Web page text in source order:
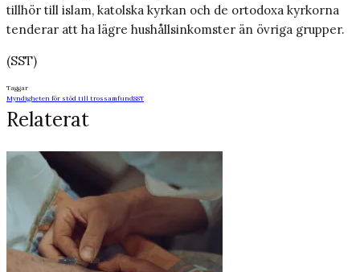
tillhör till islam, katolska kyrkan och de ortodoxa kyrkorna
tenderar att ha lägre hushållsinkomster än övriga grupper.
(SST)
Taggar
Myndigheten för stöd till trossamfundSST
Relaterat